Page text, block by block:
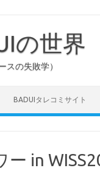
の世界
スの失敗学）
BADUIタレコミサイト
in